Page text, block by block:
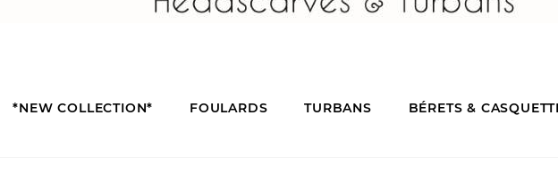
*NEW COLLECTION* FOULARDS TURBANS BÉRETS &